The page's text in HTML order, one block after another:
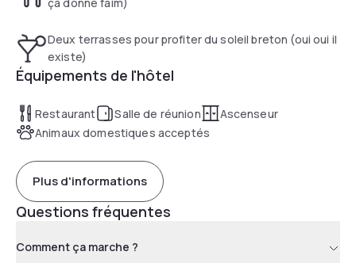
Deux terrasses pour profiter du soleil breton (oui oui il
existe)
Équipements de l'hôtel
Restaurant Salle de réunion
Ascenseur
Animaux domestiques acceptés
Plus d'informations
Questions fréquentes
Comment ça marche ?